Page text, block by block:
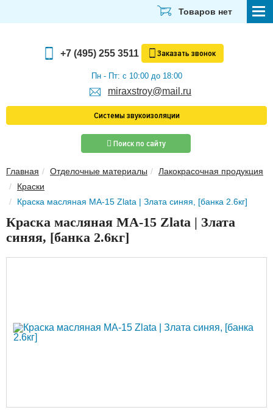
ЭЛЕКТРИКА И ОСВЕЩЕНИЕ
ЗВУКОИЗОЛЯЦИЯ
ТЕПЛОИЗОЛЯЦИЯ
Главная
О компании
Скачать прайс-лист
Товаров нет
+7 (495) 255 3511 Заказать звонок
Пн - Пт: с 10:00 до 18:00
miraxstroy@mail.ru
Системы звукоизоляции
Поиск по сайту
Главная Отделочные материалы
Лакокрасочная продукция
Краски
Краска масляная МА-15 Zlata | Злата синяя, [банка 2.6кг]
Краска масляная МА-15 Zlata | Злата
синяя, [банка 2.6кг]